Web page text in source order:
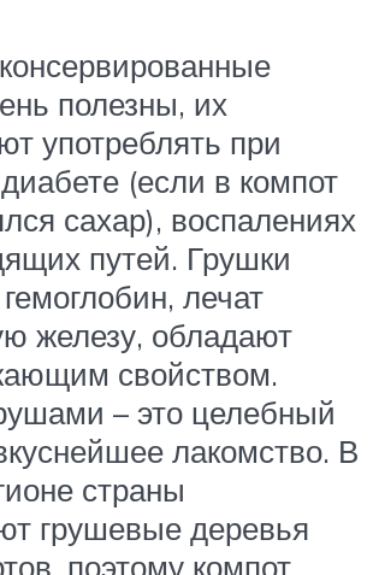
полезны, их
употреблять при
(если в компот
сахар), воспалениях
путей. Грушки
лечат
железу, обладают
свойством.
– это целебный
лакомство. В
страны
грушевые деревья
поэтому компот